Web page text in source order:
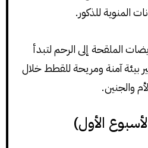
المنوية للذكور.
الملقحة إلى الرحم لتبدأ
بيئة آمنة ومريحة للقطط خلال
والجنين.
الأول)